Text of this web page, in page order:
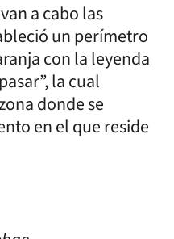
a cabo las
un perímetro
con la leyenda
la cual
donde se
en el que reside